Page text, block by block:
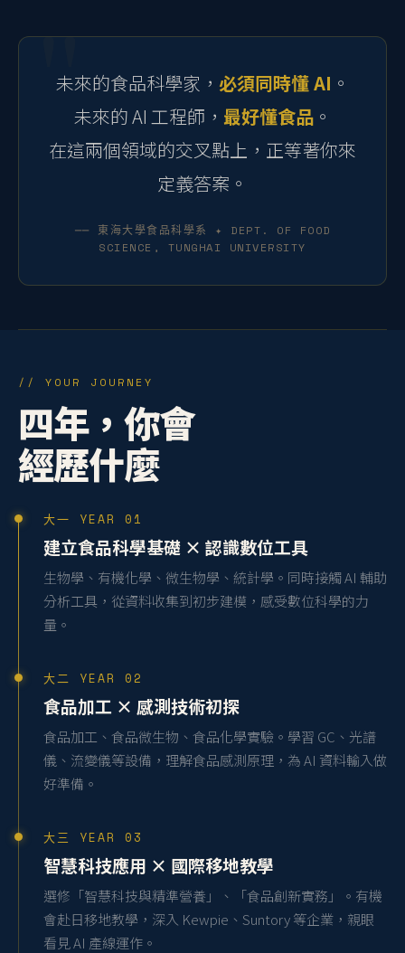
未來的食品科學家， 必須同時懂 AI 。
未來的 AI 工程師， 最好懂食品。
在這兩個領域的交叉點上，正等著你來
定義答案。
── 東海大學食品科學系 ✦ DEPT. OF FOOD
SCIENCE, TUNGHAI UNIVERSITY
// YOUR JOURNEY
四年，你會
經歷什麼
大一 YEAR 01
建立食品科學基礎 × 認識數位工具
生物學、有機化學、微生物學、統計學。同時接觸 AI 輔助
分析工具，從資料收集到初步建模，感受數位科學的力
量。
大二 YEAR 02
食品加工 × 感測技術初探
食品加工、食品微生物、食品化學實驗。學習 GC、光譜
儀、流變儀等設備，理解食品感測原理，為 AI 資料輸入做
好準備。
大三 YEAR 03
智慧科技應用 × 國際移地教學
選修「智慧科技與精準營養」、「食品創新實務」。有機
會赴日移地教學，深入 Kewpie、Suntory 等企業，親眼
看見 AI 產線運作。